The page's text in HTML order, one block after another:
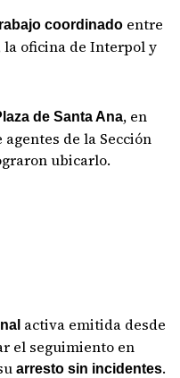
coordinado entre
la oficina de Interpol y
de Santa Ana, en
de la Sección
ubicarlo.
activa emitida desde
el seguimiento en
arresto sin incidentes.